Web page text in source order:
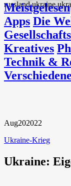
Meistgelesen
Apps Die
Kreatives
Technik &
Aug202022
Ukraine-Krieg
Ukraine: